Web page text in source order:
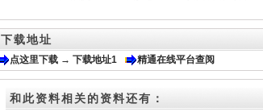
下载地址
点这里下载 → 下载地址1 精通在线平台查阅
和此资料相关的资料还有：